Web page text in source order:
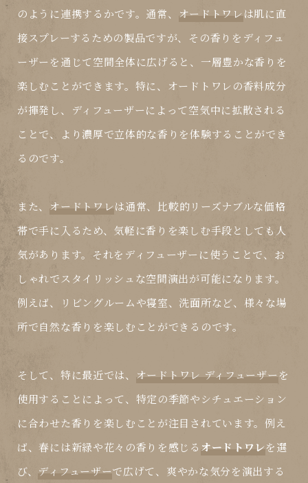
のように連携するかです。通常、 オードトワレは肌に直
接スプレーするための製品ですが、その香りをディフュ
ーザーを通じて空間全体に広げると、一層豊かな香りを
楽しむことができます。特に、オードトワレの香料成分
が揮発し、ディフューザーによって空気中に拡散される
ことで、より濃厚で立体的な香りを体験することができ
るのです。
また、 オードトワレは通常、比較的リーズナブルな価格
帯で手に入るため、気軽に香りを楽しむ手段としても人
気があります。それをディフューザーに使うことで、お
しゃれでスタイリッシュな空間演出が可能になります。
例えば、リビングルームや寝室、洗面所など、様々な場
所で自然な香りを楽しむことができるのです。
そして、特に最近では、 オードトワレ ディフューザーを
使用することによって、特定の季節やシチュエーション
に合わせた香りを楽しむことが注目されています。例え
ば、春には新緑や花々の香りを感じる オードトワレを選
び、 ディフューザーで広げて、爽やかな気分を演出する